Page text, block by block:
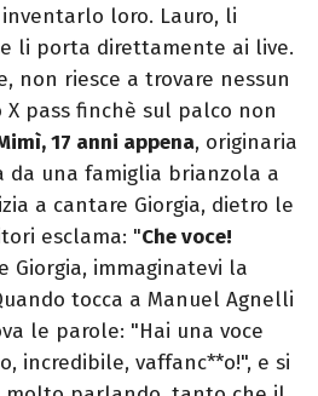
loro. Lauro, li
li porta direttamente ai live.
non riesce a trovare nessun
pass finchè sul palco non
17 anni appena, originaria
da una famiglia brianzola a
a cantare Giorgia, dietro le
esclama: "Che voce!
Giorgia, immaginatevi la
tocca a Manuel Agnelli
le parole: "Hai una voce
incredibile, vaffanc**o!", e si